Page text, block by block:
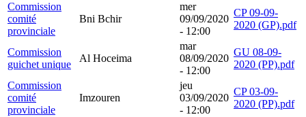
Commission
comité
provinciale
Bni Bchir
mer
09/09/2020
- 12:00
CP 09-09-
2020 (GP).pdf
Commission
guichet unique
Al Hoceima
mar
08/09/2020
- 12:00
GU 08-09-
2020 (PP).pdf
Commission
comité
provinciale
Imzouren
jeu
03/09/2020
- 12:00
CP 03-09-
2020 (PP).pdf